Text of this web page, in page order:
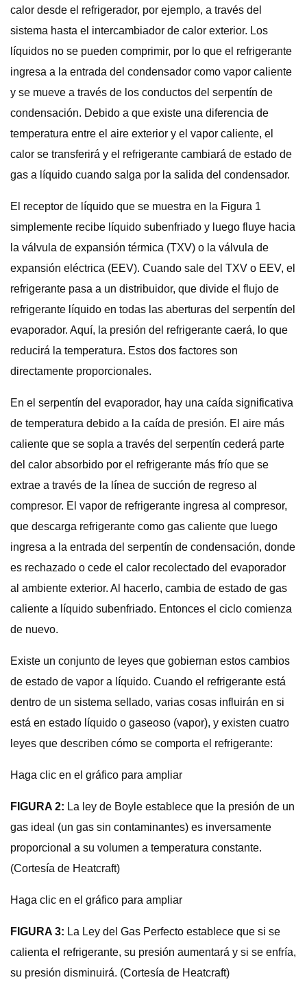
calor desde el refrigerador, por ejemplo, a través del
sistema hasta el intercambiador de calor exterior. Los
líquidos no se pueden comprimir, por lo que el refrigerante
ingresa a la entrada del condensador como vapor caliente
y se mueve a través de los conductos del serpentín de
condensación. Debido a que existe una diferencia de
temperatura entre el aire exterior y el vapor caliente, el
calor se transferirá y el refrigerante cambiará de estado de
gas a líquido cuando salga por la salida del condensador.
El receptor de líquido que se muestra en la Figura 1
simplemente recibe líquido subenfriado y luego fluye hacia
la válvula de expansión térmica (TXV) o la válvula de
expansión eléctrica (EEV). Cuando sale del TXV o EEV, el
refrigerante pasa a un distribuidor, que divide el flujo de
refrigerante líquido en todas las aberturas del serpentín del
evaporador. Aquí, la presión del refrigerante caerá, lo que
reducirá la temperatura. Estos dos factores son
directamente proporcionales.
En el serpentín del evaporador, hay una caída significativa
de temperatura debido a la caída de presión. El aire más
caliente que se sopla a través del serpentín cederá parte
del calor absorbido por el refrigerante más frío que se
extrae a través de la línea de succión de regreso al
compresor. El vapor de refrigerante ingresa al compresor,
que descarga refrigerante como gas caliente que luego
ingresa a la entrada del serpentín de condensación, donde
es rechazado o cede el calor recolectado del evaporador
al ambiente exterior. Al hacerlo, cambia de estado de gas
caliente a líquido subenfriado. Entonces el ciclo comienza
de nuevo.
Existe un conjunto de leyes que gobiernan estos cambios
de estado de vapor a líquido. Cuando el refrigerante está
dentro de un sistema sellado, varias cosas influirán en si
está en estado líquido o gaseoso (vapor), y existen cuatro
leyes que describen cómo se comporta el refrigerante:
Haga clic en el gráfico para ampliar
FIGURA 2: La ley de Boyle establece que la presión de un
gas ideal (un gas sin contaminantes) es inversamente
proporcional a su volumen a temperatura constante.
(Cortesía de Heatcraft)
Haga clic en el gráfico para ampliar
FIGURA 3: La Ley del Gas Perfecto establece que si se
calienta el refrigerante, su presión aumentará y si se enfría,
su presión disminuirá. (Cortesía de Heatcraft)